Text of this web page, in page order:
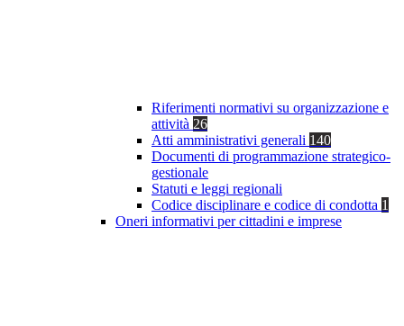
Riferimenti normativi su organizzazione e
attività 26
Atti amministrativi generali 140
Documenti di programmazione strategico-
gestionale
Statuti e leggi regionali
Codice disciplinare e codice di condotta 1
Oneri informativi per cittadini e imprese